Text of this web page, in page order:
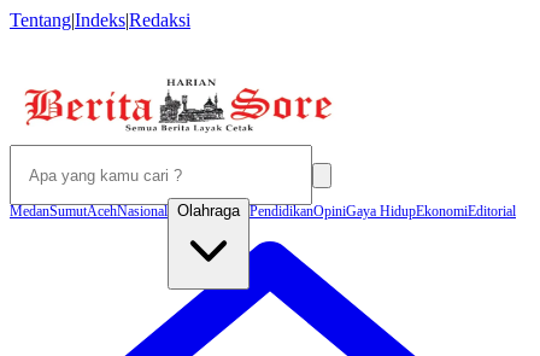
Tentang|Indeks|Redaksi
MedanSumutAcehNasional Olahraga PendidikanOpiniGaya HidupEkonomiEditorial